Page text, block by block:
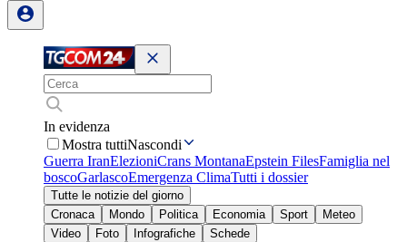
In evidenza
Mostra tuttiNascondi
Guerra IranElezioniCrans MontanaEpstein FilesFamiglia nel
boscoGarlascoEmergenza ClimaTutti i dossier
Tutte le notizie del giorno
Cronaca
Mondo Politica Economia Sport
Meteo
Video
Foto Infografiche
Schede